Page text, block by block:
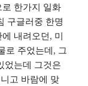
한가지 일화
구글러중 한명
내려오던, 미
로 주었는데, 그
었는데 그것은
고 바람에 맞